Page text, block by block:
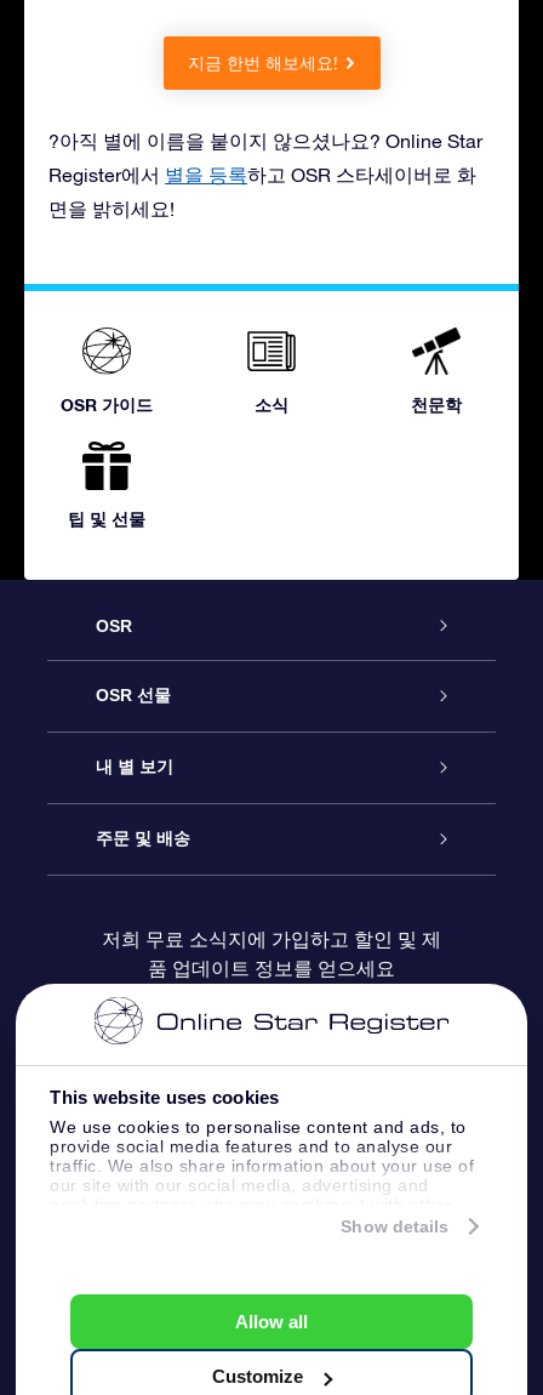
This website uses cookies
We use cookies to personalise content and ads, to
provide social media features and to analyse our
traffic. We also share information about your use of
our site with our social media, advertising and
information that you’ve provided to them or that
Show details
Allow all
Customize
지금 한번 해보세요!
?아직 별에 이름을 붙이지 않으셨나요? Online Star
Register에서 별을 등록하고 OSR 스타세이버로 화
면을 밝히세요!
OSR 가이드 소식 천문학
팁 및 선물
OSR
고객 서비스
연락처
블로그
OSR 선물
온라인 별 선물
OSR 선물 팩
OSR 상품권
기업 선물
내 별 보기
Star Register
맞춤 별 페이지
One Million Stars
Fly me to the stars VR 앱
주문 및 배송
결제 정보
배송 정보
환불 정책
별자리
저희 무료 소식지에 가입하고 할인 및 제
품 업데이트 정보를 얻으세요
고객 서비스:help@osr.org
일반 사용 약관
개인정보보호 정책